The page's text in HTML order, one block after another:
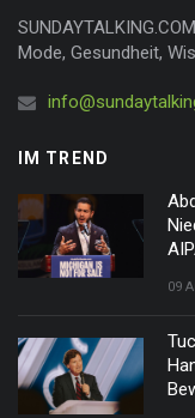
Mode, Gesundheit,
IM TREND
09